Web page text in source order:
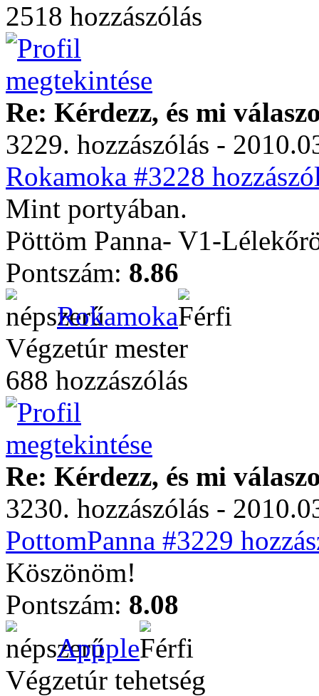
2518 hozzászólás
Re: Kérdezz, és mi
3229. hozzászólás -
Rokamoka #3228
Mint portyában.
Pöttöm Panna- V1-
Pontszám: 8.86
Rokamoka
Végzetúr mester
688 hozzászólás
Re: Kérdezz, és mi
3230. hozzászólás -
PottomPanna #3229
Köszönöm!
Pontszám: 8.08
Appple
Végzetúr tehetség